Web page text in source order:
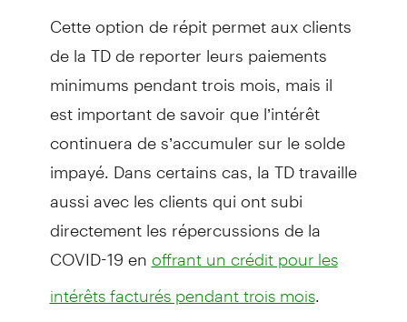
Cette option de répit permet aux clients
de la TD de reporter leurs paiements
minimums pendant trois mois, mais il
est important de savoir que l’intérêt
continuera de s’accumuler sur le solde
impayé. Dans certains cas, la TD travaille
aussi avec les clients qui ont subi
directement les répercussions de la
COVID-19 en offrant un crédit pour les
intérêts facturés pendant trois mois.